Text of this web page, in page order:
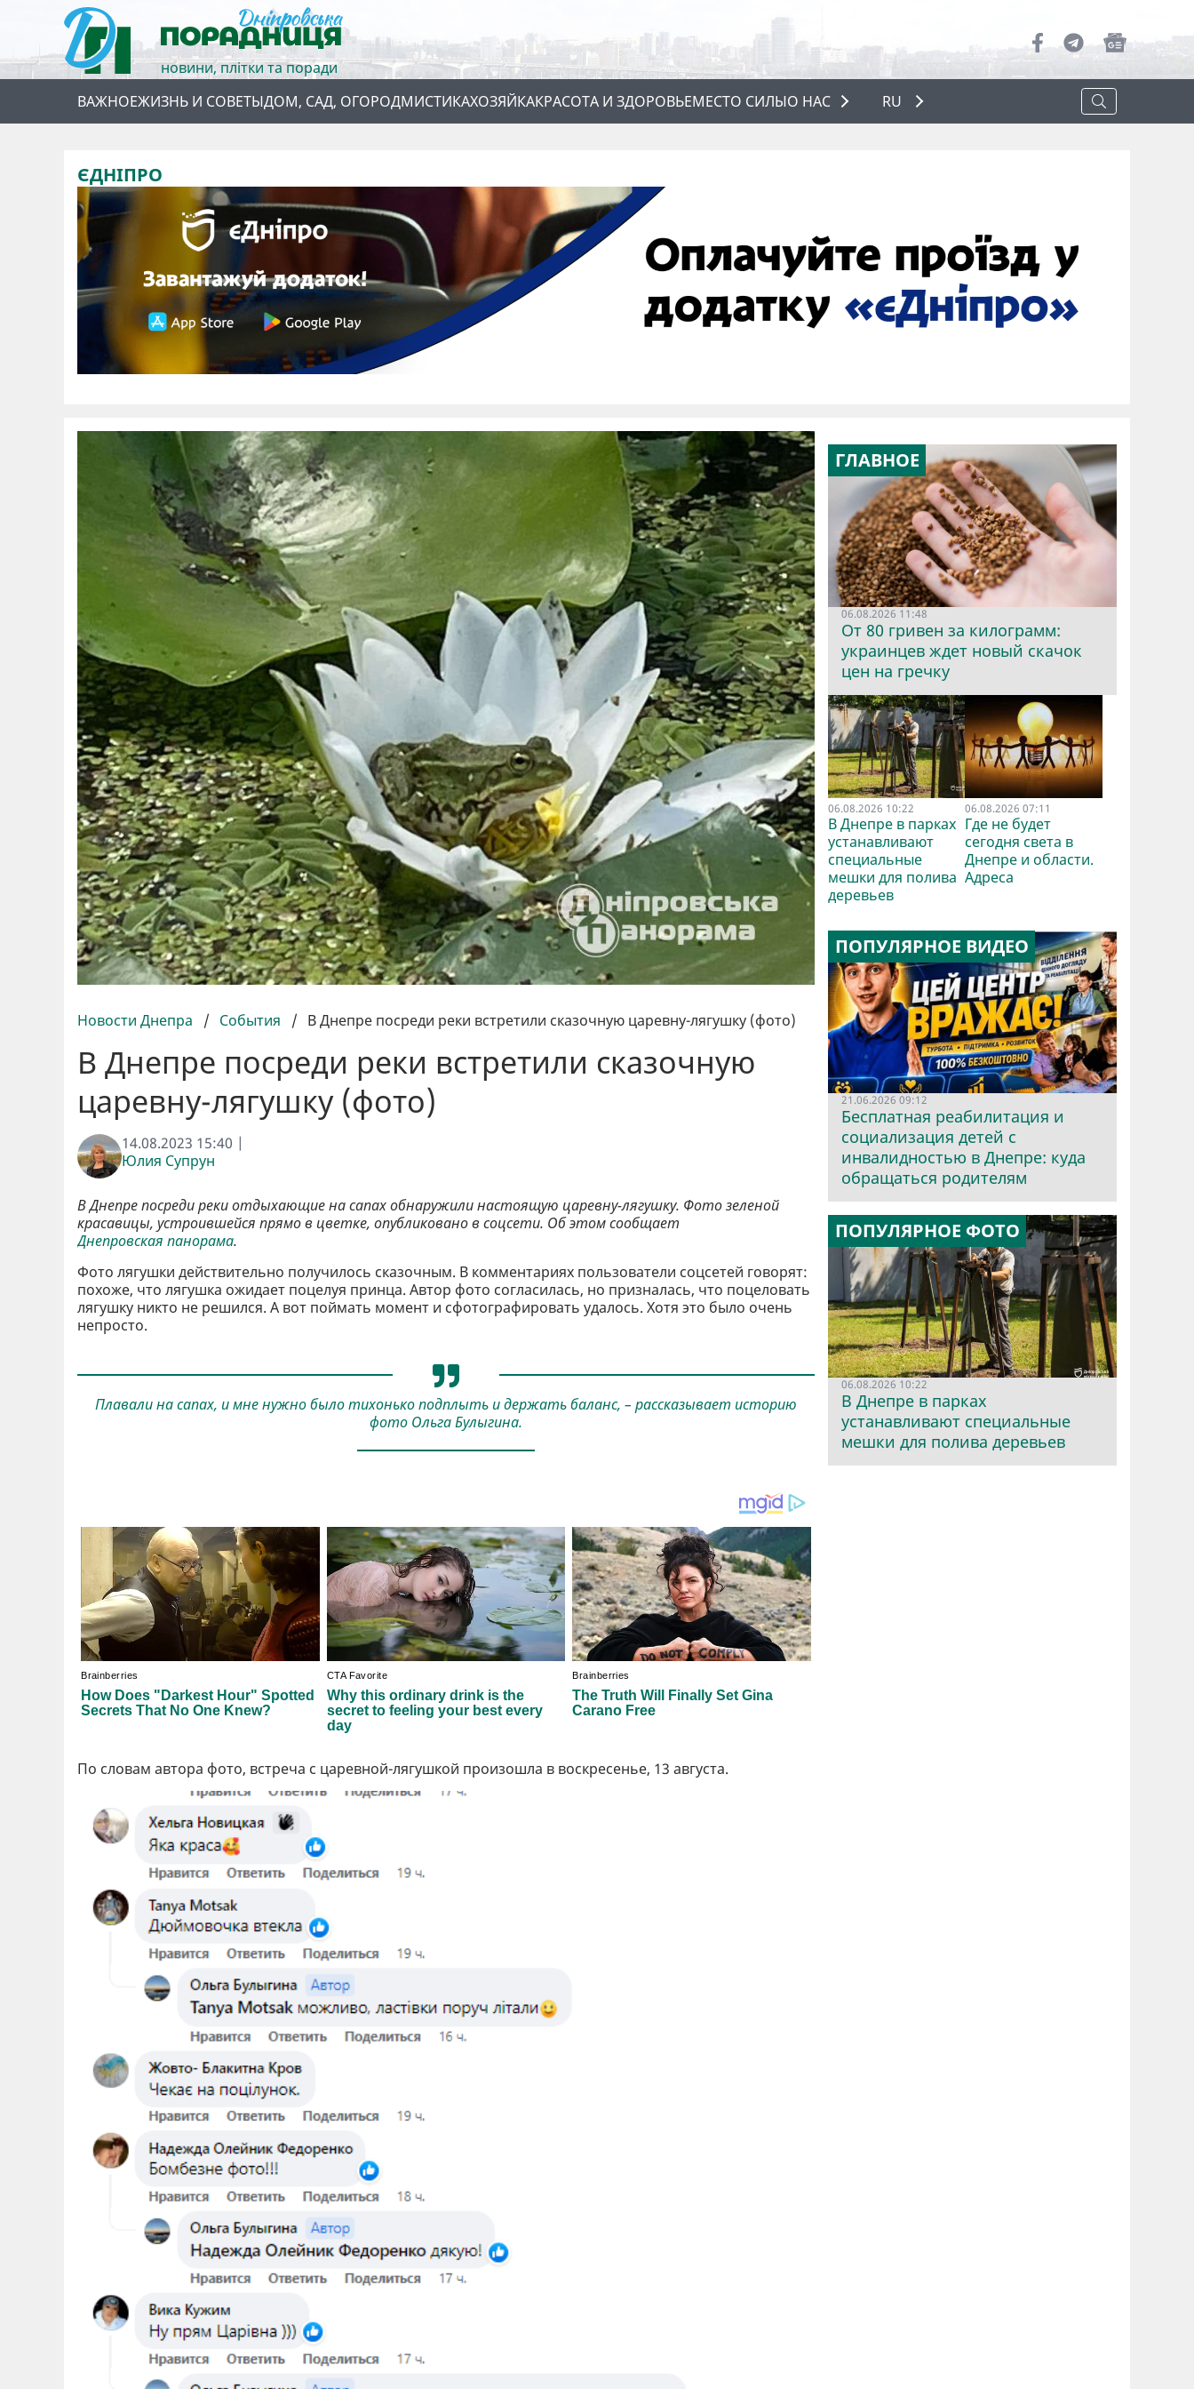
новини, плітки та поради
ВАЖНОЕЖИЗНЬ И СОВЕТЫДОМ, САД, ОГОРОДМИСТИКАХОЗЯЙКАКРАСОТА И ЗДОРОВЬЕМЕСТО СИЛЫО НАС
RU
ЄДНІПРО
Новости Днепра / События / В Днепре посреди реки встретили сказочную царевну-лягушку (фото)
В Днепре посреди реки встретили сказочную
царевну-лягушку (фото)
14.08.2023 15:40 |
Юлия Супрун
В Днепре посреди реки отдыхающие на сапах обнаружили настоящую царевну-лягушку. Фото зеленой
красавицы, устроившейся прямо в цветке, опубликовано в соцсети. Об этом сообщает
Днепровская панорама.
Фото лягушки действительно получилось сказочным. В комментариях пользователи соцсетей говорят:
похоже, что лягушка ожидает поцелуя принца. Автор фото согласилась, но призналась, что поцеловать
лягушку никто не решился. А вот поймать момент и сфотографировать удалось. Хотя это было очень
непросто.
Плавали на сапах, и мне нужно было тихонько подплыть и держать баланс, – рассказывает историю
фото Ольга Булыгина.
По словам автора фото, встреча с царевной-лягушкой произошла в воскресенье, 13 августа.
ГЛАВНОЕ
06.08.2026 11:48
От 80 гривен за килограмм:
украинцев ждет новый скачок
цен на гречку
06.08.2026 10:22
В Днепре в парках
устанавливают
специальные
мешки для полива
деревьев
06.08.2026 07:11
Где не будет
сегодня света в
Днепре и области.
Адреса
ПОПУЛЯРНОЕ ВИДЕО
21.06.2026 09:12
Бесплатная реабилитация и
социализация детей с
инвалидностью в Днепре: куда
обращаться родителям
ПОПУЛЯРНОЕ ФОТО
06.08.2026 10:22
В Днепре в парках
устанавливают специальные
мешки для полива деревьев